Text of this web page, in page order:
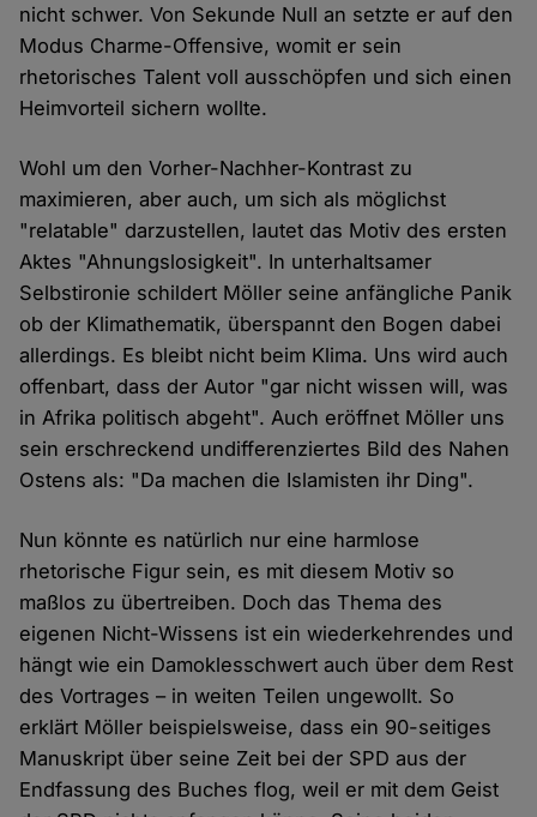
nicht schwer. Von Sekunde Null an setzte er auf den
Modus Charme-Offensive, womit er sein
rhetorisches Talent voll ausschöpfen und sich einen
Heimvorteil sichern wollte.
Wohl um den Vorher-Nachher-Kontrast zu
maximieren, aber auch, um sich als möglichst
"relatable" darzustellen, lautet das Motiv des ersten
Aktes "Ahnungslosigkeit". In unterhaltsamer
Selbstironie schildert Möller seine anfängliche Panik
ob der Klimathematik, überspannt den Bogen dabei
allerdings. Es bleibt nicht beim Klima. Uns wird auch
offenbart, dass der Autor "gar nicht wissen will, was
in Afrika politisch abgeht". Auch eröffnet Möller uns
sein erschreckend undifferenziertes Bild des Nahen
Ostens als: "Da machen die Islamisten ihr Ding".
Nun könnte es natürlich nur eine harmlose
rhetorische Figur sein, es mit diesem Motiv so
maßlos zu übertreiben. Doch das Thema des
eigenen Nicht-Wissens ist ein wiederkehrendes und
hängt wie ein Damoklesschwert auch über dem Rest
des Vortrages – in weiten Teilen ungewollt. So
erklärt Möller beispielsweise, dass ein 90-seitiges
Manuskript über seine Zeit bei der SPD aus der
Endfassung des Buches flog, weil er mit dem Geist